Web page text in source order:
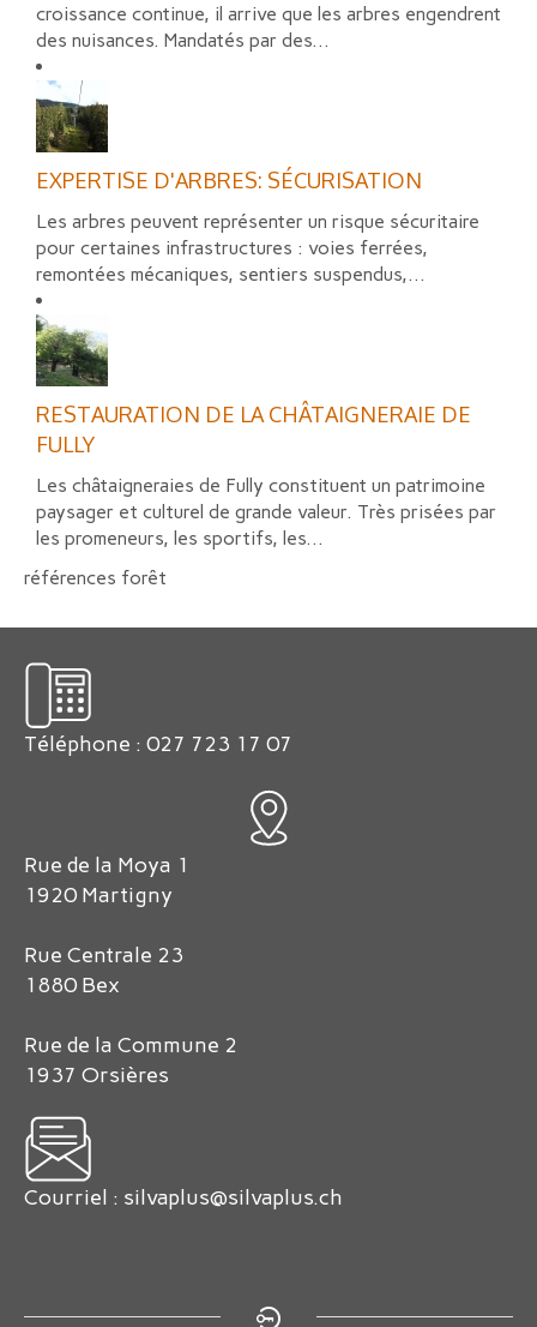
croissance continue, il arrive que les arbres engendrent
des nuisances. Mandatés par des...
EXPERTISE D'ARBRES: SÉCURISATION
Les arbres peuvent représenter un risque sécuritaire
pour certaines infrastructures : voies ferrées,
remontées mécaniques, sentiers suspendus,...
RESTAURATION DE LA CHÂTAIGNERAIE DE
FULLY
Les châtaigneraies de Fully constituent un patrimoine
paysager et culturel de grande valeur. Très prisées par
les promeneurs, les sportifs, les...
références forêt
Téléphone : 027 723 17 07
Rue de la Moya 1
1920 Martigny
Rue Centrale 23
1880 Bex
Rue de la Commune 2
1937 Orsières
Courriel : silvaplus@silvaplus.ch